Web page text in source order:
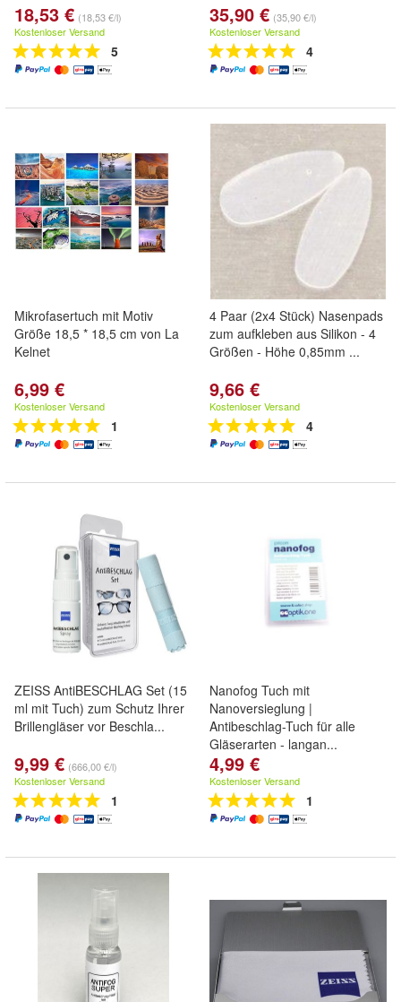
18,53 € (18,53 €/l)
Kostenloser Versand
5
35,90 € (35,90 €/l)
Kostenloser Versand
4
Mikrofasertuch mit Motiv
Größe 18,5 * 18,5 cm von La
Kelnet
6,99 €
Kostenloser Versand
1
4 Paar (2x4 Stück) Nasenpads
zum aufkleben aus Silikon - 4
Größen - Höhe 0,85mm ...
9,66 €
Kostenloser Versand
4
ZEISS AntiBESCHLAG Set (15
ml mit Tuch) zum Schutz Ihrer
Brillengläser vor Beschla...
9,99 € (666,00 €/l)
Kostenloser Versand
1
Nanofog Tuch mit
Nanoversieglung |
Antibeschlag-Tuch für alle
Gläserarten - langan...
4,99 €
Kostenloser Versand
1